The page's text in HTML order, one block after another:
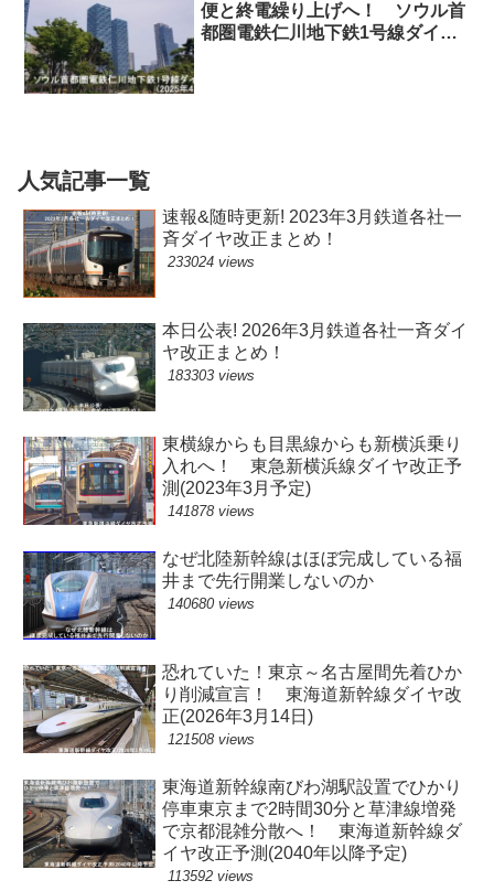
便と終電繰り上げへ！ ソウル首
都圏電鉄仁川地下鉄1号線ダイヤ
人気記事一覧
速報&随時更新! 2023年3月鉄道各社一
斉ダイヤ改正まとめ！
233024 views
本日公表! 2026年3月鉄道各社一斉ダイ
ヤ改正まとめ！
183303 views
東横線からも目黒線からも新横浜乗り
入れへ！ 東急新横浜線ダイヤ改正予
測(2023年3月予定)
141878 views
なぜ北陸新幹線はほぼ完成している福
井まで先行開業しないのか
140680 views
恐れていた！東京～名古屋間先着ひか
り削減宣言！ 東海道新幹線ダイヤ改
正(2026年3月14日)
121508 views
東海道新幹線南びわ湖駅設置でひかり
停車東京まで2時間30分と草津線増発
で京都混雑分散へ！ 東海道新幹線ダ
イヤ改正予測(2040年以降予定)
113592 views